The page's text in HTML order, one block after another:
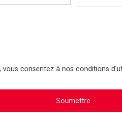
vous consentez à nos conditions